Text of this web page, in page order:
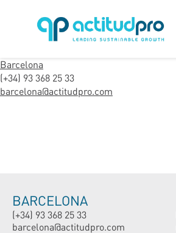
Barcelona
(+34) 93 368 25 33
barcelona@actitudpro.com
BARCELONA
(+34) 93 368 25 33
barcelona@actitudpro.com